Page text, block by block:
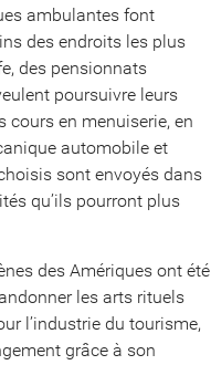
ambulantes font
des endroits les plus
des pensionnats
poursuivre leurs
cours en menuiserie, en
automobile et
sont envoyés dans
qu’ils pourront plus
des Amériques ont été
les arts rituels
l’industrie du tourisme,
grâce à son